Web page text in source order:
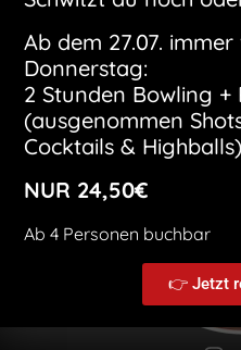
Ab dem 27.07.
Donnerstag:
2 Stunden Bowling +
(ausgenommen
Cocktails & Highballs)
NUR 24,50€
Ab 4 Personen buchbar
👉 Jetzt